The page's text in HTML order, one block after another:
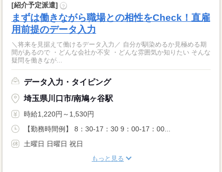
[紹介予定派遣] ?
まずは働きながら職場との相性をCheck！直雇
用前提のデータ入力
＼将来を見据えて働けるデータ入力／ 自分が馴染めるか見極める期
間があるので ・どんな会社か不安 ・どんな雰囲気か知りたい そんな
疑問を働きなが...
データ入力・タイピング
埼玉県川口市/南鳩ヶ谷駅
時給1,220円～1,530円
【勤務時間例】 8：30-17：30 9：00-17：00...
土曜日 日曜日 祝日
もっと見る